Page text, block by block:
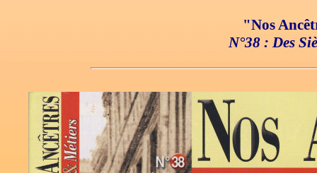
"Nos
N°38 : Des